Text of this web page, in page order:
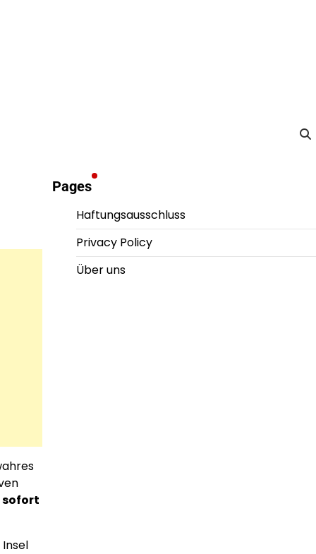
sofort
Pages
Haftungsausschluss
Privacy Policy
Über uns